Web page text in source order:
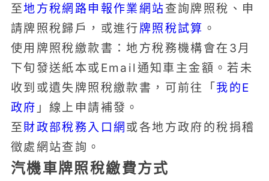
至地方稅網路申報作業網站查詢牌照稅、申
請牌照稅歸戶，或進行牌照稅試算 。
使用牌照稅繳款書：地方稅務機構會在3月
下旬發送紙本或Email通知車主金額。若未
收到或遺失牌照稅繳款書，可前往「我的E
政府 」線上申請補發。
至財政部稅務入口網 或各地方政府的稅捐稽
徵處網站查詢。
汽機車牌照稅繳費方式